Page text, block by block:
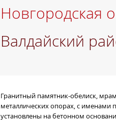
Новгородская
Валдайский
Гранитный памятник-обелиск,
металлических опорах, с именами
установлены на бетонном